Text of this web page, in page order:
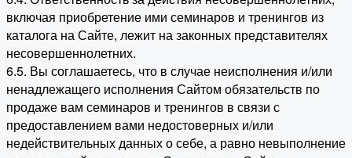
включая приобретение ими семинаров и тренингов из
каталога на Сайте, лежит на законных представителях
несовершеннолетних.
6.5. Вы соглашаетесь, что в случае неисполнения и/или
ненадлежащего исполнения Сайтом обязательств по
продаже вам семинаров и тренингов в связи с
предоставлением вами недостоверных и/или
недействительных данных о себе, а равно невыполнение